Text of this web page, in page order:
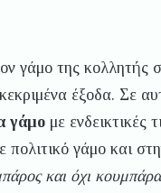
γάμο της κολλητής
έξοδα. Σε
γάμο με ενδεικτικές
γάμο και
και όχι